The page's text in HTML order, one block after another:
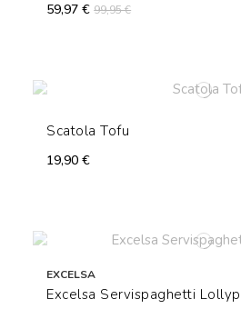
59,97 €99,95 €
Scatola Tofu
19,90 €
EXCELSA
Excelsa Servispaghetti